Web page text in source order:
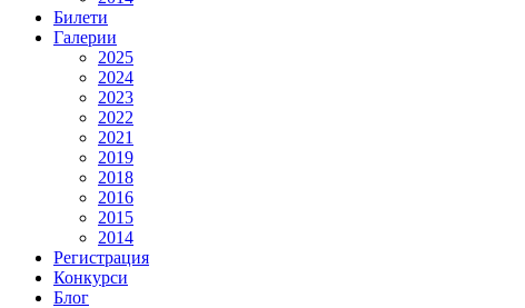
Билети
Галерии
2025
2024
2023
2022
2021
2019
2018
2016
2015
2014
Регистрация
Конкурси
Блог